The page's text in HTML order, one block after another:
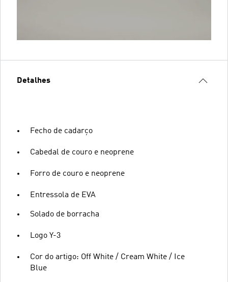
Detalhes
Fecho de cadarço
Cabedal de couro e neoprene
Forro de couro e neoprene
Entressola de EVA
Solado de borracha
Logo Y-3
Cor do artigo: Off White / Cream White / Ice
Blue